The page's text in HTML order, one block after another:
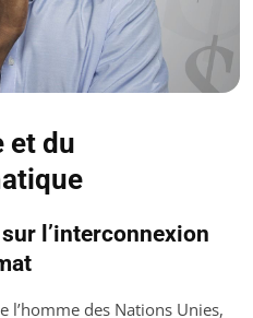
et du
l’interconnexion
l’homme des Nations Unies,